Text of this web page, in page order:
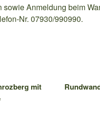
sowie Anmeldung beim
Nr. 07930/990990.
mit